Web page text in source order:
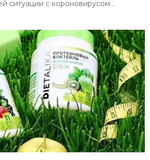
ситуации с короновирусом...